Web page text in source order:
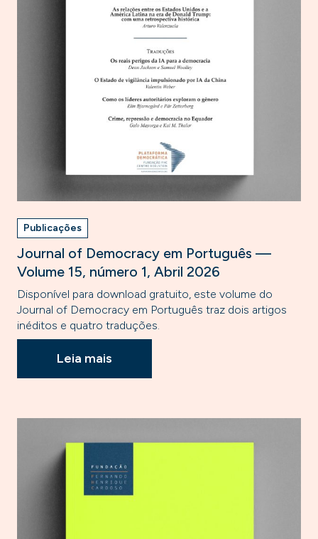
Publicações
Journal of Democracy em Português —
Volume 15, número 1, Abril 2026
Disponível para download gratuito, este volume do
Journal of Democracy em Português traz dois artigos
inéditos e quatro traduções.
Leia mais